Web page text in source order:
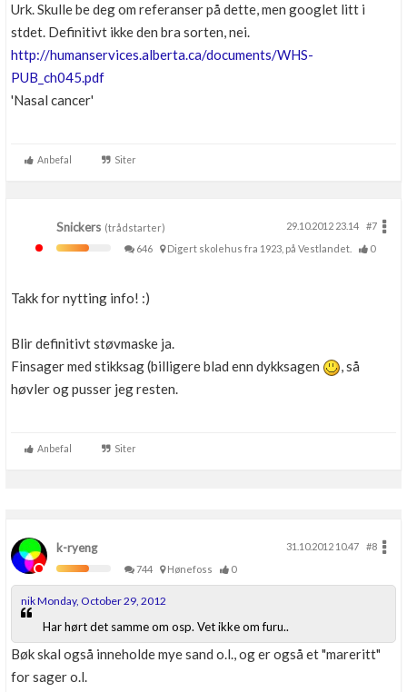
Urk. Skulle be deg om referanser på dette, men googlet litt i
stdet. Definitivt ikke den bra sorten, nei.
http://humanservices.alberta.ca/documents/WHS-
PUB_ch045.pdf
'Nasal cancer'
Anbefal Siter
Snickers (trådstarter) 29.10.2012 23.14
#7
646
Digert skolehus fra 1923, på Vestlandet. 0
Takk for nytting info! :)
Blir definitivt støvmaske ja.
Finsager med stikksag (billigere blad enn dykksagen
, så
høvler og pusser jeg resten.
Anbefal Siter
k-ryeng 31.10.2012 10.47
#8
744
Hønefoss 0
nik Monday, October 29, 2012
Har hørt det samme om osp. Vet ikke om furu..
Bøk skal også inneholde mye sand o.l., og er også et "mareritt"
for sager o.l.